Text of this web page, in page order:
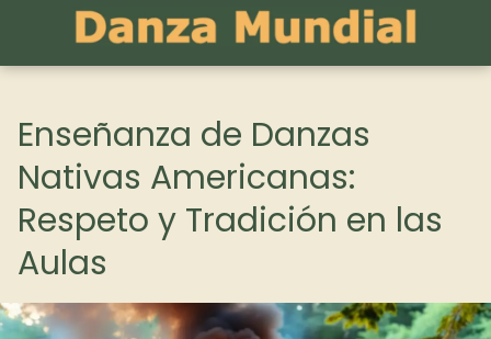
Enseñanza de Danzas
Nativas Americanas:
Respeto y Tradición en las
Aulas